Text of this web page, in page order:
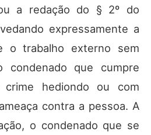
a redação do § 2º do
expressamente a
o trabalho externo sem
condenado que cumpre
hediondo ou com
contra a pessoa. A
o condenado que se